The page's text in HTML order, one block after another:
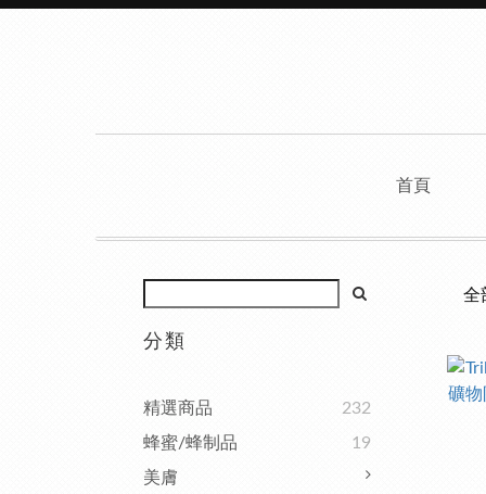
首頁
分類
精選商品
232
蜂蜜/蜂制品
19
美膚
全